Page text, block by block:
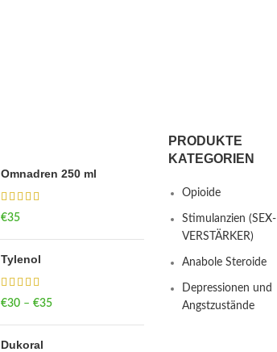
Omnadren 250 ml
€35
Tylenol
€30 – €35Price range: €30
Dukoral
PRODUKTE
KATEGORIEN
Opioide
Stimulanzien (SEX-
VERSTÄRKER)
Anabole Steroide
Depressionen und
Angstzustände